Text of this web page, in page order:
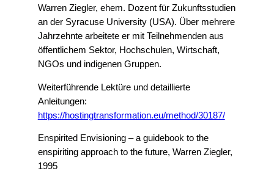
Warren Ziegler, ehem. Dozent für Zukunftsstudien
an der Syracuse University (USA). Über mehrere
Jahrzehnte arbeitete er mit Teilnehmenden aus
öffentlichem Sektor, Hochschulen, Wirtschaft,
NGOs und indigenen Gruppen.
Weiterführende Lektüre und detaillierte
Anleitungen:
https://hostingtransformation.eu/method/30187/
Enspirited Envisioning – a guidebook to the
enspiriting approach to the future, Warren Ziegler,
1995